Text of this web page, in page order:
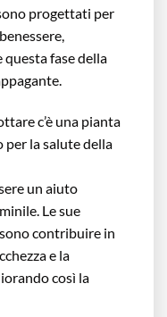
progettati per
fase della
c’è una pianta
per la salute della
un aiuto
Le sue
contribuire in
e la
così la